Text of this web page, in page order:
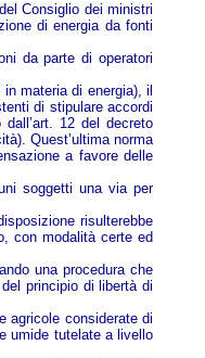
Consiglio dei ministri
di energia da fonti
da parte di operatori
materia di energia), il
di stipulare accordi
12 del decreto
Quest’ultima norma
a favore delle
soggetti una via per
risulterebbe
con modalità certe ed
una procedura che
principio di libertà di
agricole considerate di
umide tutelate a livello